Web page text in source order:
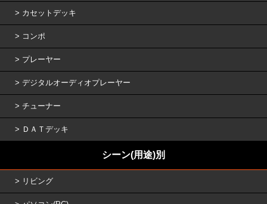
カセットデッキ
コンポ
プレーヤー
デジタルオーディオプレーヤー
チューナー
ＤＡＴデッキ
シーン(用途)別
リビング